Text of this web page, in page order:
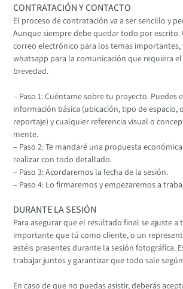
CONTRATACIÓN Y CONTACTO
El proceso de contratación va a ser sencillo y
Aunque siempre debe quedar todo por escrito.
correo electrónico para los temas
whatsapp para la comunicación que requiera
brevedad.
– Paso 1: Cuéntame sobre tu proyecto. Puedes
información básica (ubicación, tipo de espacio,
reportaje) y cualquier referencia visual o
mente.
– Paso 2: Te mandaré una propuesta
realizar con todo detallado.
– Paso 3: Acordaremos la fecha de la sesión.
– Paso 4: Lo firmaremos y empezaremos a
DURANTE LA SESIÓN
Para asegurar que el resultado final se ajuste a
importante que tú como cliente, o un
estéis presentes durante la sesión fotográfica.
trabajar juntos y garantizar que todo sale
En caso de que no puedas asistir, deberás